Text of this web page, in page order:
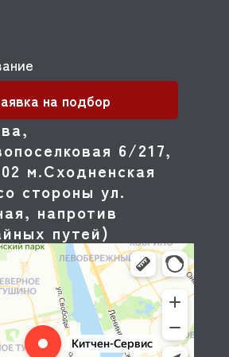
6/217,
м.Сходненская
стороны ул.
напротив
путей)
на подбор